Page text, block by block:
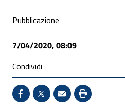
Condivisione social
Pubblicazione
7/04/2020, 08:09
Condividi
Condividi su Facebook -
X - Sito esterno -
Invio Mail:
Stampa